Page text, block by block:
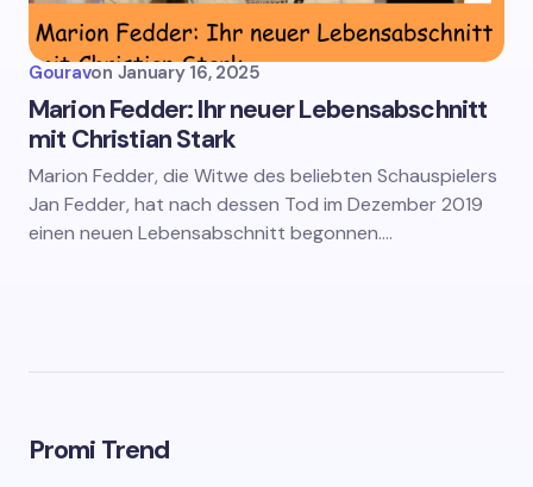
Gouravon January 16, 2025
Marion Fedder: Ihr neuer Lebensabschnitt
mit Christian Stark
Marion Fedder, die Witwe des beliebten Schauspielers
Jan Fedder, hat nach dessen Tod im Dezember 2019
einen neuen Lebensabschnitt begonnen.…
Promi Trend